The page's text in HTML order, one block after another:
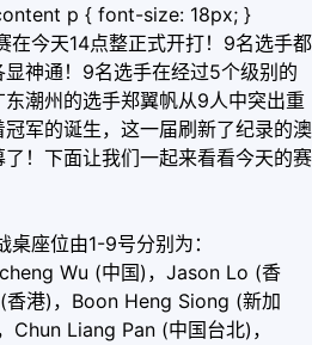
p { font-size: 18px; }
在今天14点整正式开打！9名选手都
神通！9名选手在经过5个级别的
潮州的选手郑翼帆从9人中突出重
军的诞生，这一届刷新了纪录的澳
！下面让我们一起来看看今天的赛
座位由1-9号分别为：
Wu (中国)，Jason Lo (香
港)，Boon Heng Siong (新加
Liang Pan (中国台北)，